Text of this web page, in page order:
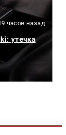
часов назад
утечка